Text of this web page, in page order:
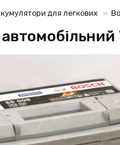
для легкових